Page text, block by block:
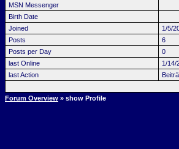
MSN Messenger
Birth Date
Joined
1/5/
Posts
6
Posts per Day
0
last Online
1/14/
last Action
Forum Overview » show Profile